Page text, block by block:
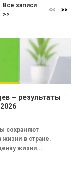
Все записи
>>
— результаты
сохраняют
жизни в стране.
жизни...